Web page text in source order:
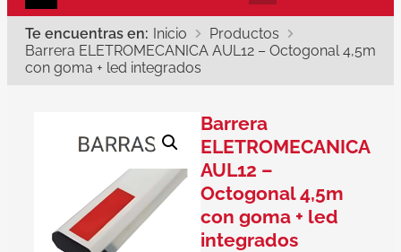
Te encuentras en: Inicio
Productos
Barrera ELETROMECANICA AUL12 – Octogonal 4,5m
con goma + led integrados
Barrera
ELETROMECANICA
AUL12 –
Octogonal 4,5m
con goma + led
integrados